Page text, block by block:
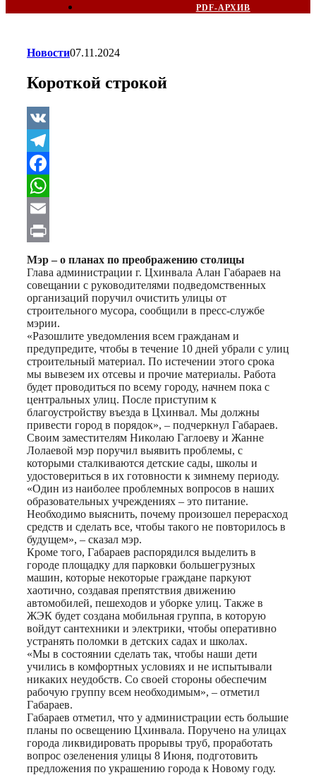
PDF-АРХИВ
Новости07.11.2024
Короткой строкой
VK
Telegram
Facebook
WhatsApp
Email
Print
Мэр – о планах по преображению столицы
Глава администрации г. Цхинвала Алан Габараев на
совещании с руководителями подведомственных
организаций поручил очистить улицы от
строительного мусора, сообщили в пресс-службе
мэрии.
«Разошлите уведомления всем гражданам и
предупредите, чтобы в течение 10 дней убрали с улиц
строительный материал. По истечении этого срока
мы вывезем их отсевы и прочие материалы. Работа
будет проводиться по всему городу, начнем пока с
центральных улиц. После приступим к
благоустройству въезда в Цхинвал. Мы должны
привести город в порядок», – подчеркнул Габараев.
Своим заместителям Николаю Гаглоеву и Жанне
Лолаевой мэр поручил выявить проблемы, с
которыми сталкиваются детские сады, школы и
удостовериться в их готовности к зимнему периоду.
«Один из наиболее проблемных вопросов в наших
образовательных учреждениях – это питание.
Необходимо выяснить, почему произошел перерасход
средств и сделать все, чтобы такого не повторилось в
будущем», – сказал мэр.
Кроме того, Габараев распорядился выделить в
городе площадку для парковки большегрузных
машин, которые некоторые граждане паркуют
хаотично, создавая препятствия движению
автомобилей, пешеходов и уборке улиц. Также в
ЖЭК будет создана мобильная группа, в которую
войдут сантехники и электрики, чтобы оперативно
устранять поломки в детских садах и школах.
«Мы в состоянии сделать так, чтобы наши дети
учились в комфортных условиях и не испытывали
никаких неудобств. Со своей стороны обеспечим
рабочую группу всем необходимым», – отметил
Габараев.
Габараев отметил, что у администрации есть большие
планы по освещению Цхинвала. Поручено на улицах
города ликвидировать прорывы труб, проработать
вопрос озеленения улицы 8 Июня, подготовить
предложения по украшению города к Новому году.